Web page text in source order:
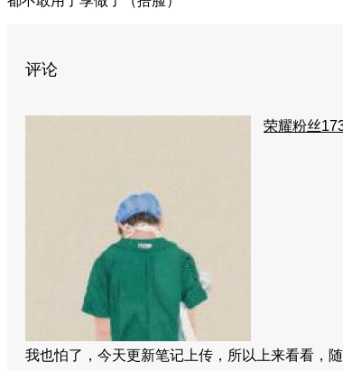
评论
荣耀粉丝
我也怕了，今天更新笔记上传，所以上来看看，